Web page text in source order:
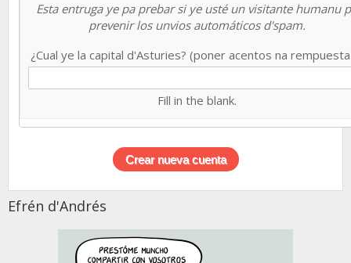
Esta entruga ye pa prebar si ye usté un visitante humanu
prevenir los unvios automáticos d'spam.
¿Cual ye la capital d'Asturies? (poner acentos na
Fill in the blank.
Efrén d'Andrés